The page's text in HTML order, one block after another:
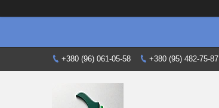
+380 (96) 061-05-58 +380 (95) 482-75-87